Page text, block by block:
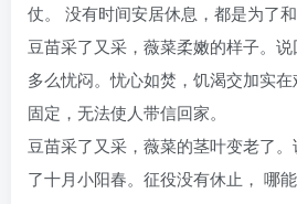
仗。 没有时间安居休息，都是为了和
豆苗采了又采，薇菜柔嫩的样子。
多么忧闷。忧心如焚，饥渴交加实
固定，无法使人带信回家。
豆苗采了又采，薇菜的茎叶变老了
了十月小阳春。征役没有休止， 哪